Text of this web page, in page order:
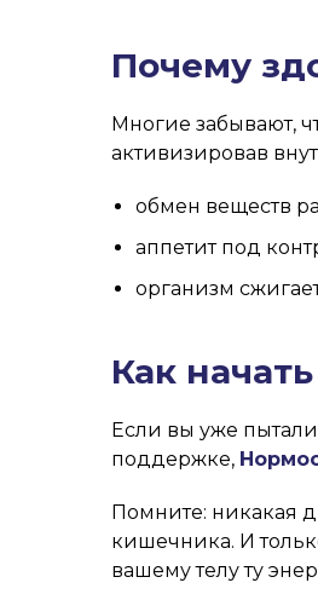
Почему
Многие забывают,
активизировав
обмен веществ
аппетит под
организм
Как
Если вы уже
поддержке,
Помните: никакая
кишечника. И
вашему телу ту